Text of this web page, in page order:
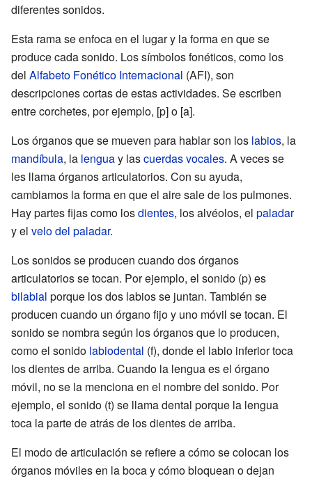
diferentes sonidos.
Esta rama se enfoca en el lugar y la forma en que se
produce cada sonido. Los símbolos fonéticos, como los
del Alfabeto Fonético Internacional (AFI), son
descripciones cortas de estas actividades. Se escriben
entre corchetes, por ejemplo, [p] o [a].
Los órganos que se mueven para hablar son los labios, la
mandíbula, la lenguay lascuerdas vocales. A veces se
les llama órganos articulatorios. Con su ayuda,
cambiamos la forma en que el aire sale de los pulmones.
Hay partes fijas como losdientes, los alvéolos, el paladar
y el velo del paladar.
Los sonidos se producen cuando dos órganos
articulatorios se tocan. Por ejemplo, el sonido (p) es
bilabial porque los dos labios se juntan. También se
producen cuando un órgano fijo y uno móvil se tocan. El
sonido se nombra según los órganos que lo producen,
como el sonido labiodental (f), donde el labio inferior toca
los dientes de arriba. Cuando la lengua es el órgano
móvil, no se la menciona en el nombre del sonido. Por
ejemplo, el sonido (t) se llama dental porque la lengua
toca la parte de atrás de los dientes de arriba.
El modo de articulación se refiere a cómo se colocan los
órganos móviles en la boca y cómo bloquean o dejan